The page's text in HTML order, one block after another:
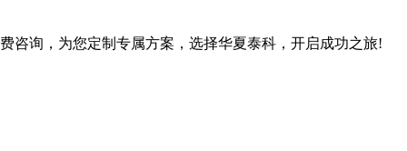
询，为您定制专属方案，选择华夏泰科，开启成功之旅!